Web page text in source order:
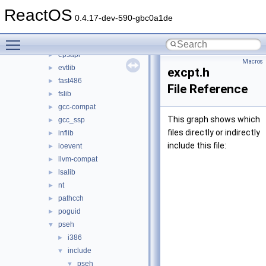
ReactOS 0.4.17-dev-590-gbc0a1de
► dnslib
► epsapi
► evtlib
► fast486
► fslib
► gcc-compat
► gcc_ssp
► inflib
► ioevent
► llvm-compat
► lsalib
► nt
► pathcch
► poguid
▼ pseh
► i386
▼ include
▼ pseh
Macros
excpt.h
File Reference
This graph shows which
files directly or indirectly
include this file: